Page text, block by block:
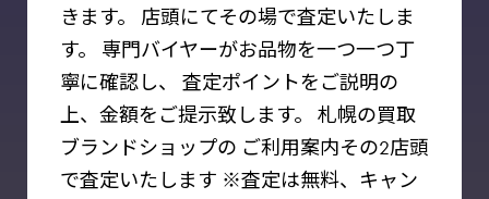
きます。
店頭にてその場で査定いたしま
す。
専⾨バイヤーがお品物を⼀つ⼀つ丁
寧に確認し、
査定ポイントをご説明の
上、⾦額をご提⽰致します。
札幌の買取
ブランドショップの ご利⽤案内その2店頭
で査定いたします ※査定は無料、キャン